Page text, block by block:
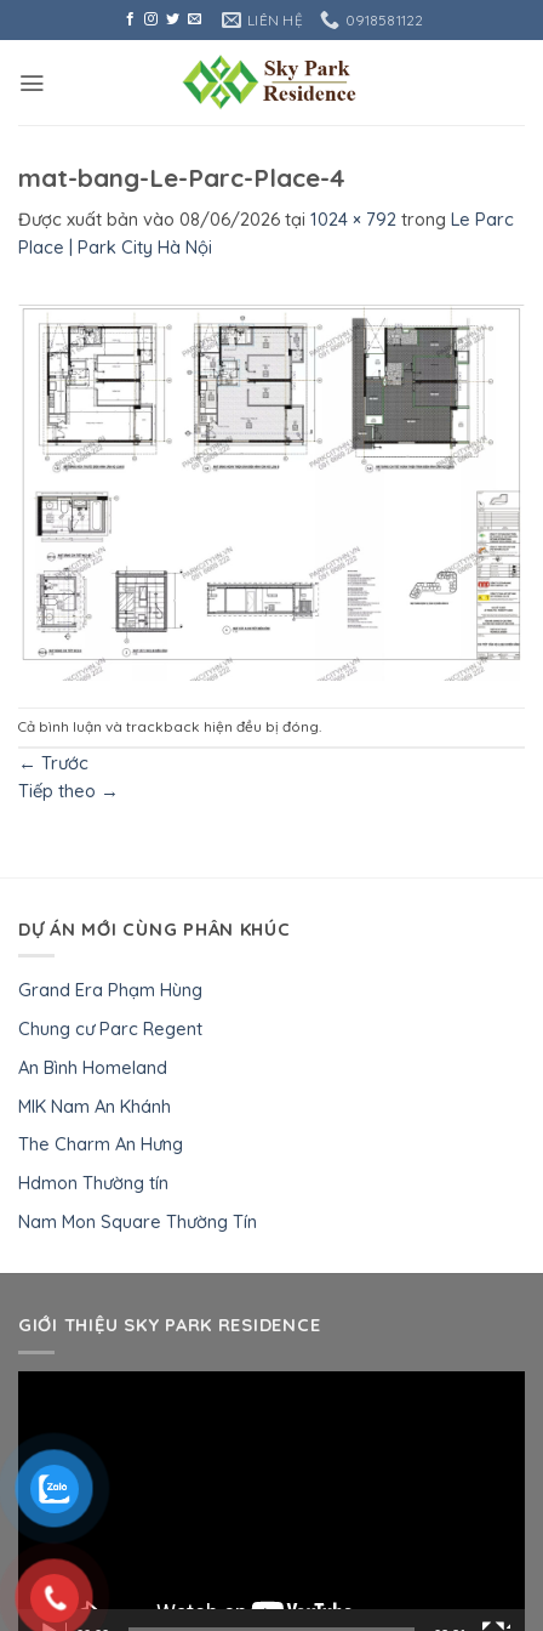
qua
dung
LIÊN HỆ 0918581122
mat-bang-Le-Parc-Place-4
Được xuất bản vào 08/06/2026 tại 1024 × 792 trong Le Parc
Place | Park City Hà Nội
Cả bình luận và trackback hiện đều bị đóng.
← Trước
Tiếp theo →
DỰ ÁN MỚI CÙNG PHÂN KHÚC
Grand Era Phạm Hùng
Chung cư Parc Regent
An Bình Homeland
MIK Nam An Khánh
The Charm An Hưng
Hdmon Thường tín
Nam Mon Square Thường Tín
GIỚI THIỆU SKY PARK RESIDENCE